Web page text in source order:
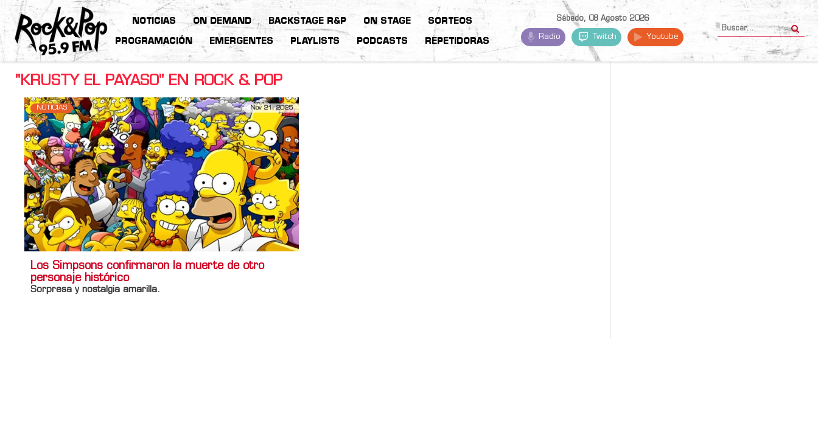
NOTICIAS ON DEMAND BACKSTAGE R&P ON STAGE SORTEOS
PROGRAMACIÓN EMERGENTES PLAYLISTS PODCASTS REPETIDORAS
Sábado, 08 Agosto 2026
Radio Twitch Youtube
"KRUSTY EL PAYASO" EN ROCK & POP
NOTICIAS Nov 21, 2025
Los Simpsons confirmaron la muerte de otro
personaje histórico
Sorpresa y nostalgia amarilla.